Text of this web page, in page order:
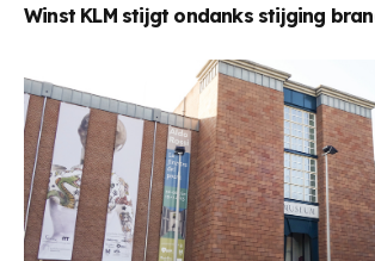
Winst KLM stijgt ondanks stijging